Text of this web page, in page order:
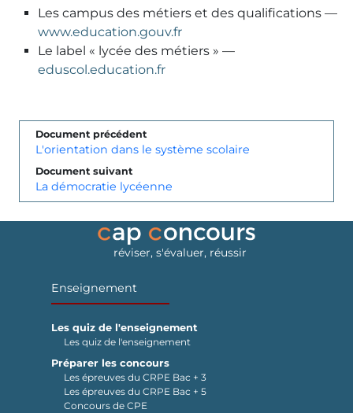
Les campus des métiers et des qualifications —
www.education.gouv.fr
Le label « lycée des métiers » —
eduscol.education.fr
Document précédent
L'orientation dans le système scolaire
Document suivant
La démocratie lycéenne
réviser, s'évaluer, réussir
Enseignement
Les quiz de l'enseignement
Les quiz de l'enseignement
Préparer les concours
Les épreuves du CRPE Bac + 3
Les épreuves du CRPE Bac + 5
Concours de CPE